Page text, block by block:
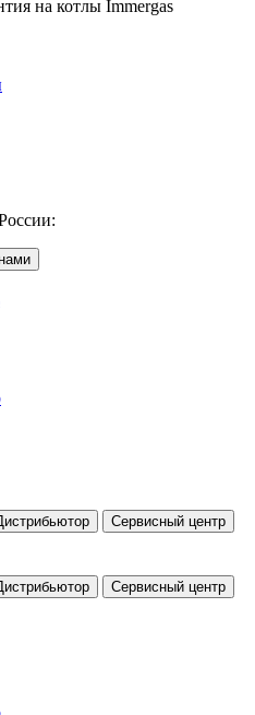
на котлы Immergas
Сервисный центр
Сервисный центр